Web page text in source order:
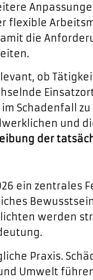
flexible
die
ob
Schadenfall
und
der
ein zentrales
werden
Praxis.
Umwelt